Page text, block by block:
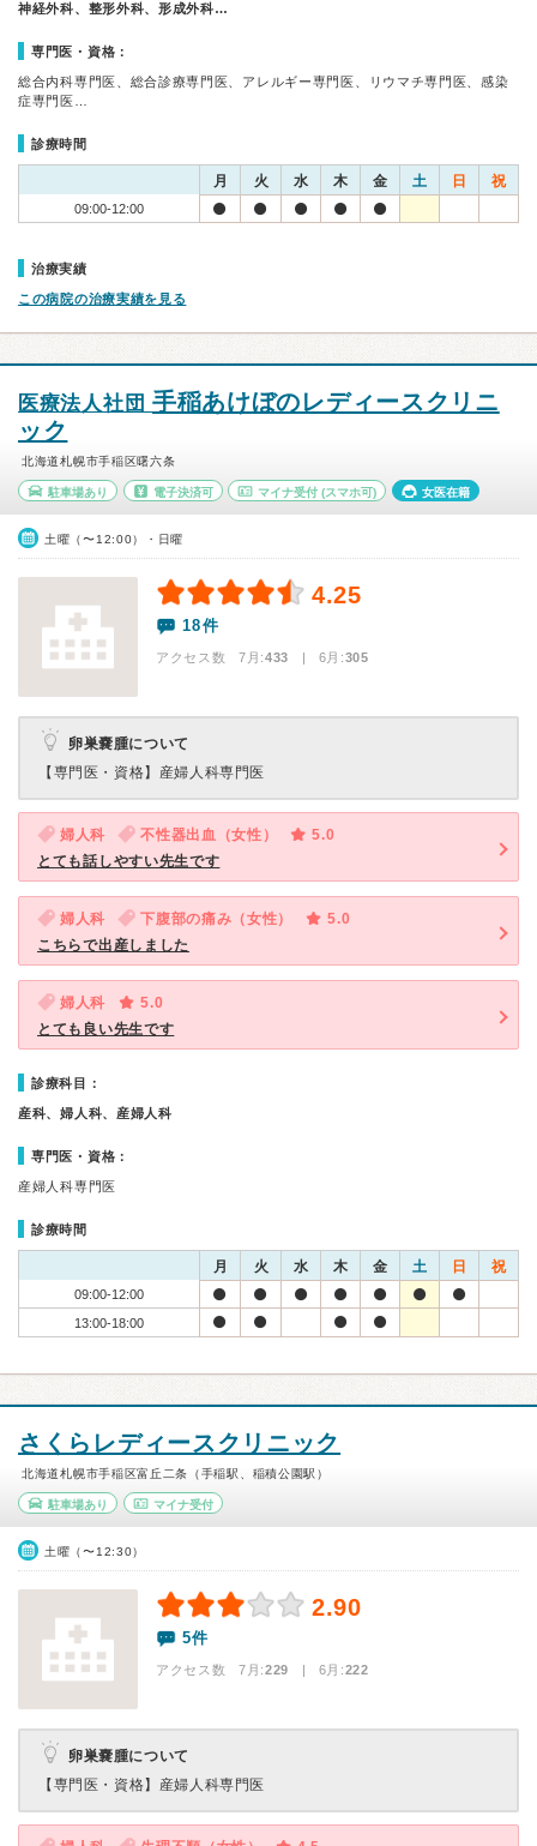
神経外科、整形外科、形成外科…
専門医・資格：
総合内科専門医、総合診療専門医、アレルギー専門医、リウマチ専門医、感染
症専門医…
診療時間
月 火 水 木 金 土 日 祝
09:00-12:00
治療実績
この病院の治療実績を見る
医療法人社団 手稲あけぼのレディースクリニ
ック
北海道札幌市手稲区曙六条
駐車場あり 電子決済可 マイナ受付 (スマホ可) 女医在籍
土曜（〜12:00）・日曜
4.25
18件
アクセス数 7月:433 | 6月:305
卵巣嚢腫について
【専門医・資格】 産婦人科専門医
婦人科 不性器出血（女性）
5.0
とても話しやすい先生です
婦人科 下腹部の痛み（女性）
5.0
こちらで出産しました
婦人科
5.0
とても良い先生です
診療科目：
産科、婦人科、産婦人科
専門医・資格：
産婦人科専門医
診療時間
月 火 水 木 金 土 日 祝
09:00-12:00
13:00-18:00
さくらレディースクリニック
北海道札幌市手稲区富丘二条（手稲駅、稲積公園駅）
駐車場あり マイナ受付
土曜（〜12:30）
2.90
5件
アクセス数 7月:229 | 6月:222
卵巣嚢腫について
【専門医・資格】 産婦人科専門医